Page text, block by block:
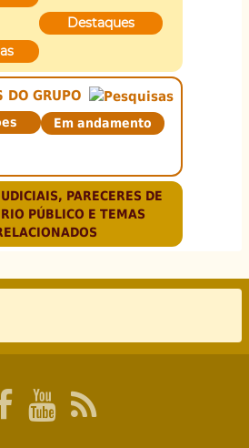
Destaques
DO GRUPO
Em andamento
PARECERES DE
PÚBLICO E TEMAS